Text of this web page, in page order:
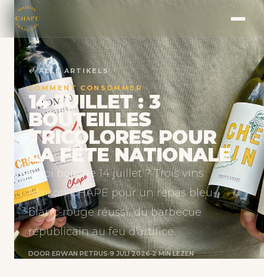
← ALLE ARTIKELS
COMMENT CONSOMMER
14 JUILLET : 3
BOUTEILLES
TRICOLORES POUR
LA FÊTE NATIONALE
Quoi boire le 14 juillet ? Trois vins
Maison CHAPE pour un repas bleu-
blanc-rouge réussi, du barbecue
républicain au feu d'artifice.
DOOR ERWAN PETRUS·9 JULI 2026·2 MIN LEZEN